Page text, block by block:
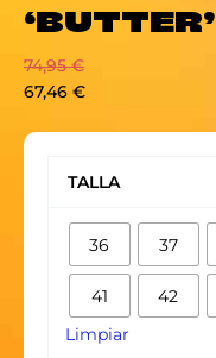
‘BUTTER’
74,95€
67,46 €
TALLA
36 37
41 42
Limpiar
'BUTTER'
cantidad